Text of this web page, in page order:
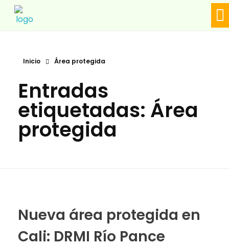
Inicio Área protegida
Entradas
etiquetadas: Área
protegida
Nueva área protegida en
Cali: DRMI Río Pance